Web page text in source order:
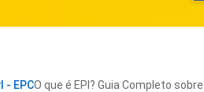
- EPCO que é EPI? Guia Completo